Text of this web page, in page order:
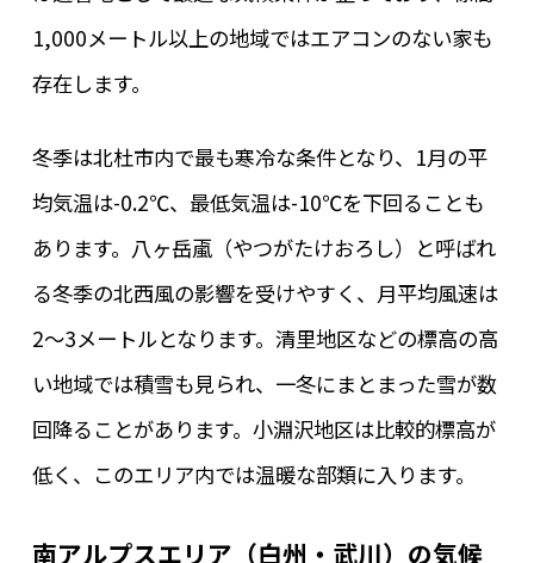
1,000メートル以上の地域ではエアコンのない家も
存在します。
冬季は北杜市内で最も寒冷な条件となり、1月の平
均気温は-0.2℃、最低気温は-10℃を下回ることも
あります。八ヶ岳颪（やつがたけおろし）と呼ばれ
る冬季の北西風の影響を受けやすく、月平均風速は
2～3メートルとなります。清里地区などの標高の高
い地域では積雪も見られ、一冬にまとまった雪が数
回降ることがあります。小淵沢地区は比較的標高が
低く、このエリア内では温暖な部類に入ります。
南アルプスエリア（白州・武川）の気候